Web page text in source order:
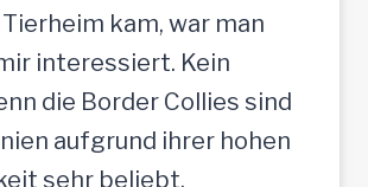
kam, war man
interessiert. Kein
die Border Collies sind
aufgrund ihrer hohen
sehr beliebt.